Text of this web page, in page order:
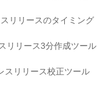
リリースのタイミング
リリース3分作成ツール
スリリース校正ツール